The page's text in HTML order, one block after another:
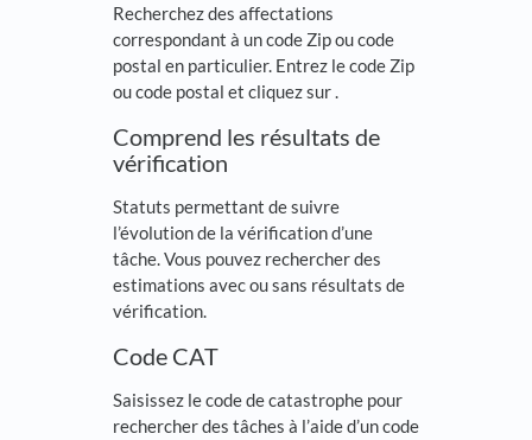
Recherchez des affectations
correspondant à un code Zip ou code
postal en particulier. Entrez le code Zip
ou code postal et cliquez sur.
Comprend les résultats de
vérification
Statuts permettant de suivre
l’évolution de la vérification d’une
tâche. Vous pouvez rechercher des
estimations avec ou sans résultats de
vérification.
Code CAT
Saisissez le code de catastrophe pour
rechercher des tâches à l’aide d’un code